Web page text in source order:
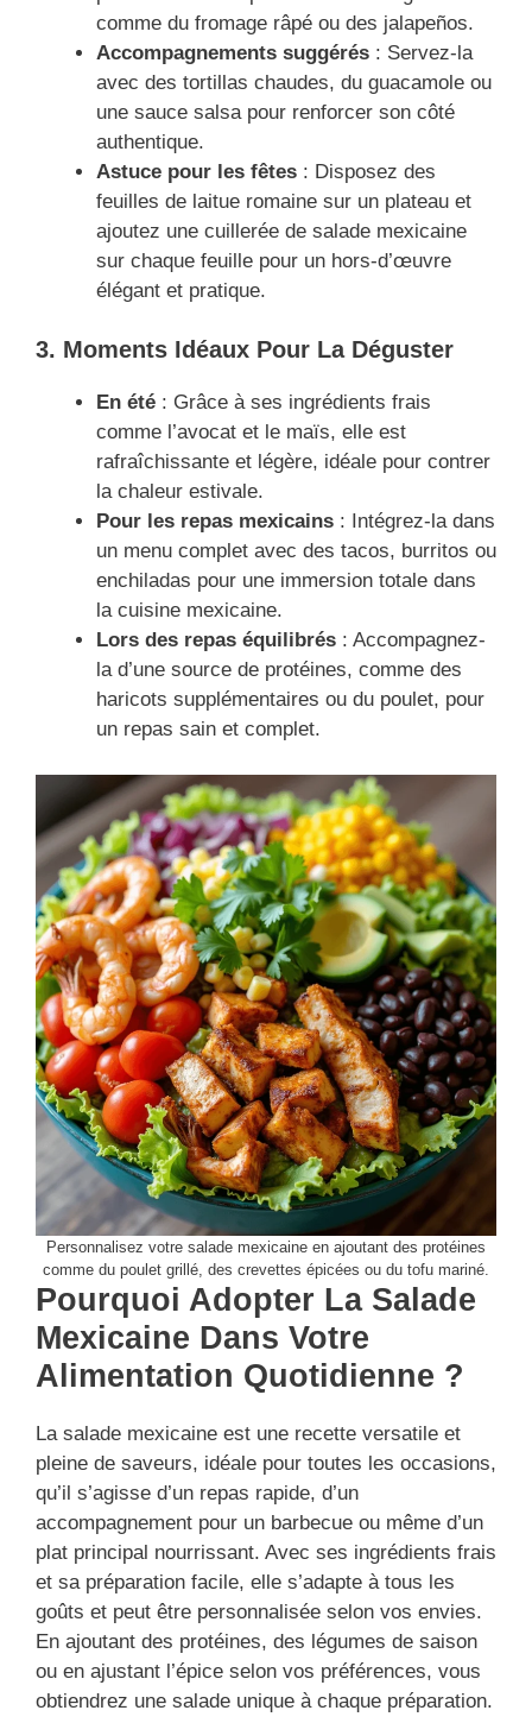
comme du fromage râpé ou des jalapeños.
Accompagnements suggérés : Servez-la
avec des tortillas chaudes, du guacamole ou
une sauce salsa pour renforcer son côté
authentique.
Astuce pour les fêtes : Disposez des
feuilles de laitue romaine sur un plateau et
ajoutez une cuillerée de salade mexicaine
sur chaque feuille pour un hors-d’œuvre
élégant et pratique.
3. Moments Idéaux Pour La Déguster
En été : Grâce à ses ingrédients frais
comme l’avocat et le maïs, elle est
rafraîchissante et légère, idéale pour contrer
la chaleur estivale.
Pour les repas mexicains : Intégrez-la dans
un menu complet avec des tacos, burritos ou
enchiladas pour une immersion totale dans
la cuisine mexicaine.
Lors des repas équilibrés : Accompagnez-
la d’une source de protéines, comme des
haricots supplémentaires ou du poulet, pour
un repas sain et complet.
Personnalisez votre salade mexicaine en ajoutant des protéines
comme du poulet grillé, des crevettes épicées ou du tofu mariné.
Pourquoi Adopter La Salade
Mexicaine Dans Votre
Alimentation Quotidienne ?
La salade mexicaine est une recette versatile et
pleine de saveurs, idéale pour toutes les occasions,
qu’il s’agisse d’un repas rapide, d’un
accompagnement pour un barbecue ou même d’un
plat principal nourrissant. Avec ses ingrédients frais
et sa préparation facile, elle s’adapte à tous les
goûts et peut être personnalisée selon vos envies.
En ajoutant des protéines, des légumes de saison
ou en ajustant l’épice selon vos préférences, vous
obtiendrez une salade unique à chaque préparation.